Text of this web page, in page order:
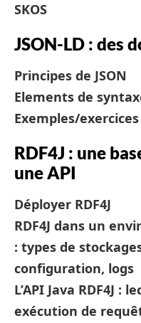
SKOS
JSON-LD : des
Principes de JSON
Elements de
Exemples/
RDF4J : une
une API
Déployer RDF4J
RDF4J dans un
: types de
configuration, logs
L’API Java RDF4J :
exécution de